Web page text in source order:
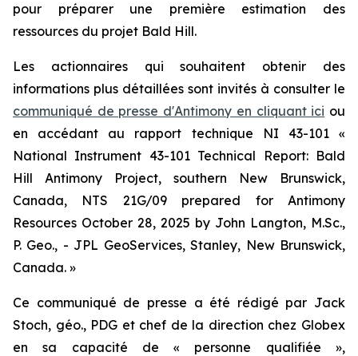
pour préparer une première estimation des
ressources du projet Bald Hill.
Les actionnaires qui souhaitent obtenir des
informations plus détaillées sont invités à consulter le
communiqué de presse d'Antimony en cliquant ici ou
en accédant au rapport technique NI 43-101 «
National Instrument 43-101 Technical Report: Bald
Hill Antimony Project, southern New Brunswick,
Canada, NTS 21G/09 prepared for Antimony
Resources October 28, 2025 by John Langton, M.Sc.,
P. Geo., - JPL GeoServices, Stanley, New Brunswick,
Canada. »
Ce communiqué de presse a été rédigé par Jack
Stoch, géo., PDG et chef de la direction chez Globex
en sa capacité de « personne qualifiée »,